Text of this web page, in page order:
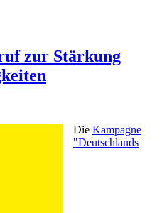
zur Stärkung
Die Kampagne
"Deutschlands